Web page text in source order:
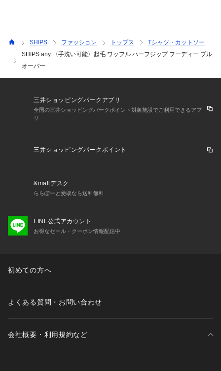
SHIPS ファッション トップス
Tシャツ・カットソー
SHIPS any:〈手洗い可能〉起毛 ワッフル ハーフジップ フーディー プル
オーバー
三井ショッピングパークアプリ
全国の三井ショッピングパークポイント対象施設でご利用できるアプ
リ
三井ショッピングパークポイント
&mallデスク
ららぽーと受取なら送料無料
LINE公式アカウント
お得なセール・クーポン情報配信中
初めての方へ
よくある質問・お問い合わせ
会社概要・利用規約など